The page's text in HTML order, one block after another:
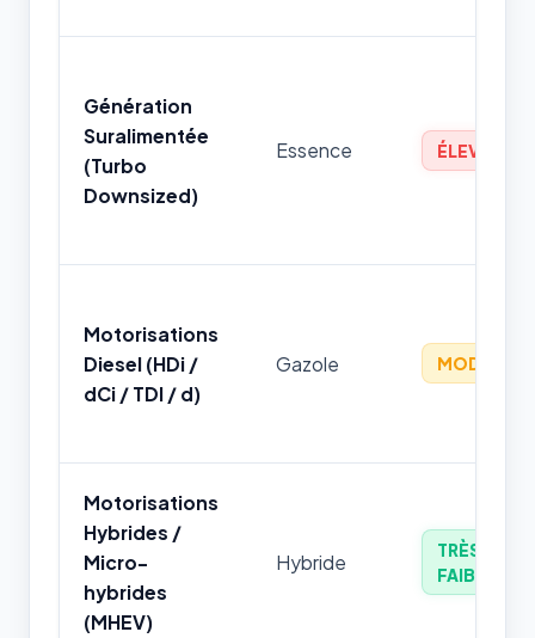
Génération
Suralimentée
(Turbo
Downsized)
Essence ÉLEVÉ
Motorisations
Diesel (HDi /
dCi / TDI / d)
Gazole MODÉRÉ
Motorisations
Hybrides /
Micro-
hybrides
(MHEV)
Hybride
TRÈS
FAIBLE